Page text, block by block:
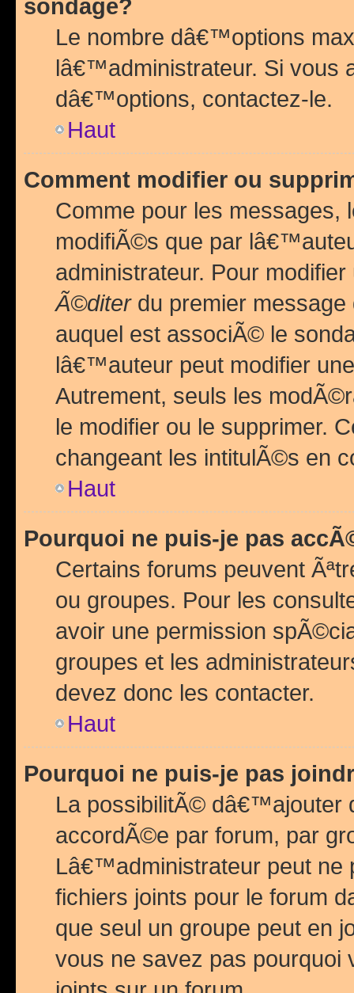
sondage?
Le nombre dâ€™options
lâ€™administrateur. Si vous
dâ€™options, contactez-le.
Haut
Comment modifier ou
Comme pour les messages,
modifiÃ©s que par
administrateur. Pour
Ã©diterdu premier
auquel est associÃ© le
lâ€™auteur peut modifier
Autrement, seuls les
le modifier ou le supprimer.
changeant les intitulÃ©s en
Haut
Pourquoi ne puis-je pas
Certains forums peuvent
ou groupes. Pour les
avoir une permission
groupes et les
devez donc les contacter.
Haut
Pourquoi ne puis-je pas
La possibilitÃ© dâ€™ajouter
accordÃ©e par forum, par
Lâ€™administrateur peut
fichiers joints pour le forum
que seul un groupe peut en
vous ne savez pas pourquoi